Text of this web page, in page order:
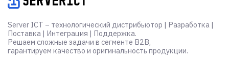
Server ICT – технологический дистрибьютор | Разработка |
Поставка | Интеграция | Поддержка.
Решаем сложные задачи в сегменте B2B,
гарантируем качество и оригинальность продукции.